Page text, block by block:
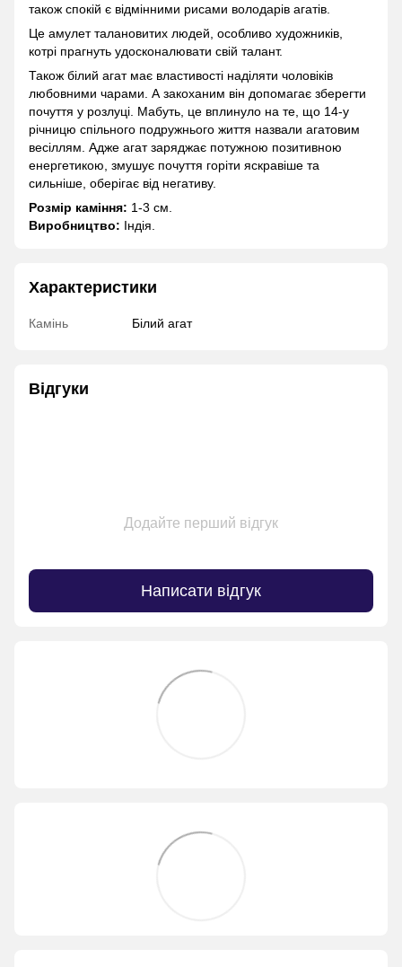
також спокій є відмінними рисами володарів агатів.
Це амулет талановитих людей, особливо художників,
котрі прагнуть удосконалювати свій талант.
Також білий агат має властивості наділяти чоловіків
любовними чарами. А закоханим він допомагає зберегти
почуття у розлуці. Мабуть, це вплинуло на те, що 14-у
річницю спільного подружнього життя назвали агатовим
весіллям. Адже агат заряджає потужною позитивною
енергетикою, змушує почуття горіти яскравіше та
сильніше, оберігає від негативу.
Розмір каміння: 1-3 см.
Виробництво: Індія.
Характеристики
Камінь Білий агат
Відгуки
Додайте перший відгук
Написати відгук